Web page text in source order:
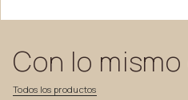
Todos los productos
Con lo mismo